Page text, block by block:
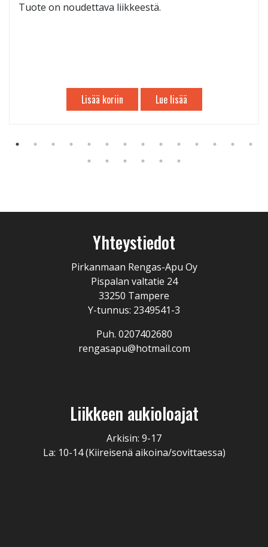
Tuote on noudettava liikkeestä.
Lisää koriin Lue lisää
Yhteystiedot
Pirkanmaan Rengas-Apu Oy
Pispalan valtatie 24
33250 Tampere
Y-tunnus: 2349541-3
Puh. 0207402680
rengasapu@hotmail.com
Liikkeen aukioloajat
Arkisin: 9-17
La: 10-14 (Kiireisenä aikoina/sovittaessa)